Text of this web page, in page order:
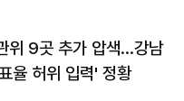
위 9곳 추가 압색…강남
율 허위 입력' 정황